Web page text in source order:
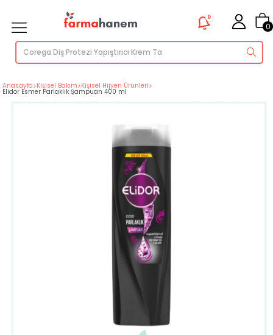
0
0
Anasayfa>Kişisel Bakım>Kişisel Hijyen Ürünleri>
Elidor Esmer Parlaklık Şampuan 400 ml